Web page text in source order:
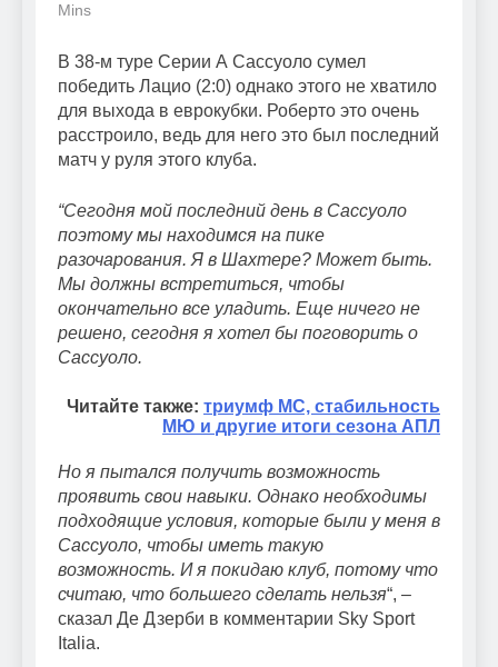
Mins
В 38-м туре Серии А Сассуоло сумел
победить Лацио (2:0) однако этого не хватило
для выхода в еврокубки. Роберто это очень
расстроило, ведь для него это был последний
матч у руля этого клуба.
“Сегодня мой последний день в Сассуоло
поэтому мы находимся на пике
разочарования. Я в Шахтере? Может быть.
Мы должны встретиться, чтобы
окончательно все уладить. Еще ничего не
решено, сегодня я хотел бы поговорить о
Сассуоло.
Читайте также: триумф МС, стабильность
МЮ и другие итоги сезона АПЛ
Но я пытался получить возможность
проявить свои навыки. Однако необходимы
подходящие условия, которые были у меня в
Сассуоло, чтобы иметь такую ​​
возможность. И я покидаю клуб, потому что
считаю, что большего сделать нельзя“, –
сказал Де Дзерби в комментарии Sky Sport
Italia.